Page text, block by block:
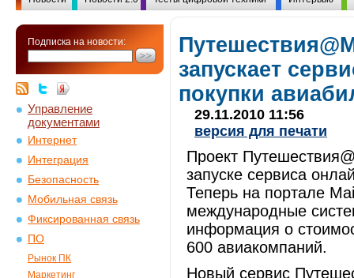
Подписка на новости:
Управление
документами
Интернет
Интеграция
Безопасность
Мобильная связь
Фиксированная связь
ПО
Рынок ПК
Маркетинг
запускает
покупки
29.11.2010 11:56
версия для печати
Проект
запуске сервиса
Теперь на портале
международные
информация о
600 авиакомпаний.
Новый сервис